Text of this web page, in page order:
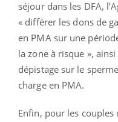
séjour dans les DFA,
« différer les dons de
en PMA sur une
la zone à risque »,
dépistage sur le
charge en PMA.
Enfin, pour les couples